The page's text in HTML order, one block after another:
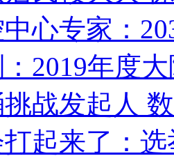
心专家：
2019年度
战发起人
起来了：